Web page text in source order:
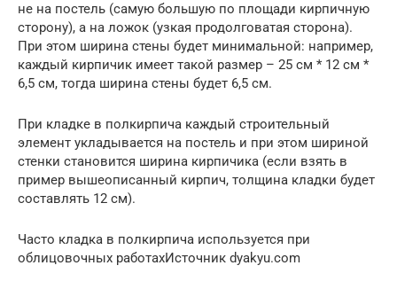
не на постель (самую большую по площади кирпичную
сторону), а на ложок (узкая продолговатая сторона).
При этом ширина стены будет минимальной: например,
каждый кирпичик имеет такой размер – 25 см * 12 см *
6,5 см, тогда ширина стены будет 6,5 см.
При кладке в полкирпича каждый строительный
элемент укладывается на постель и при этом шириной
стенки становится ширина кирпичика (если взять в
пример вышеописанный кирпич, толщина кладки будет
составлять 12 см).
Часто кладка в полкирпича используется при
облицовочных работахИсточник dyakyu.com